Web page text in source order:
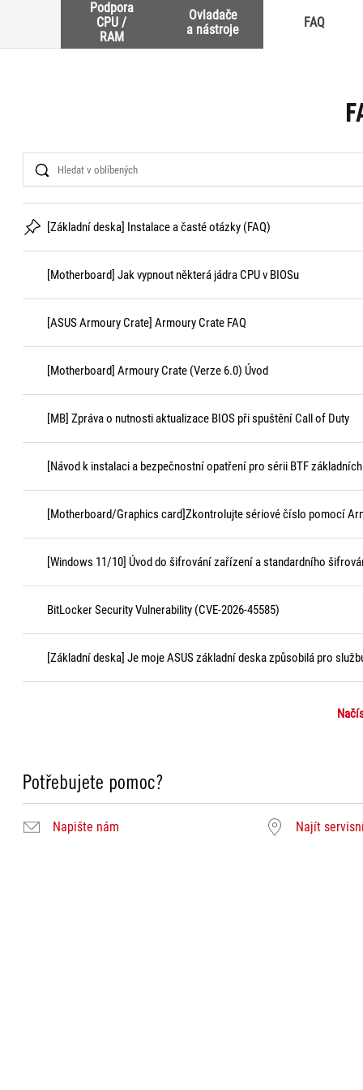
Podpora
CPU /
RAM
Ovladače
a nástroje
FAQ
Search
[Základní deska] Instalace a časté otázky (FAQ)
[Motherboard] Jak vypnout některá jádra CPU v BIOSu
[ASUS Armoury Crate] Armoury Crate FAQ
[Motherboard] Armoury Crate (Verze 6.0) Úvod
[MB] Zpráva o nutnosti aktualizace BIOS při spuštění Call of Duty
[Návod k instalaci a bezpečnostní opatření pro sérii BTF
[Motherboard/Graphics card]Zkontrolujte sériové číslo pomocí
[Windows 11/10] Úvod do šifrování zařízení a standardního
BitLocker Security Vulnerability (CVE-2026-45585)
[Základní deska] Je moje ASUS základní deska způsobilá pro
Potřebujete pomoc?
Napište nám Najít